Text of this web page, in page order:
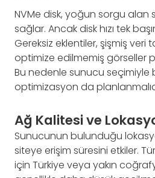
NVMe disk, yoğun sorgu
sağlar. Ancak disk hızı tek
Gereksiz eklentiler, şişmiş veri
optimize edilmemiş görseller
Bu nedenle sunucu seçimiyle
optimizasyon da
Ağ Kalitesi ve
Sunucunun bulunduğu
siteye erişim süresini etkiler.
için Türkiye veya yakın